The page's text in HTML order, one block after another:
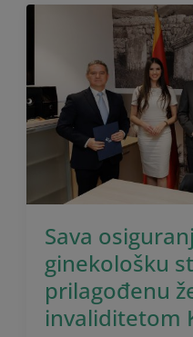
Sava
ginekološku
prilagođenu
invaliditetom